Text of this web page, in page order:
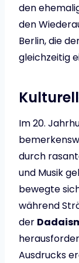
den
den
Berlin, die
gleichzeitig
Im 20.
durch
und Musik
bewegte
während
der
Ausdrucks